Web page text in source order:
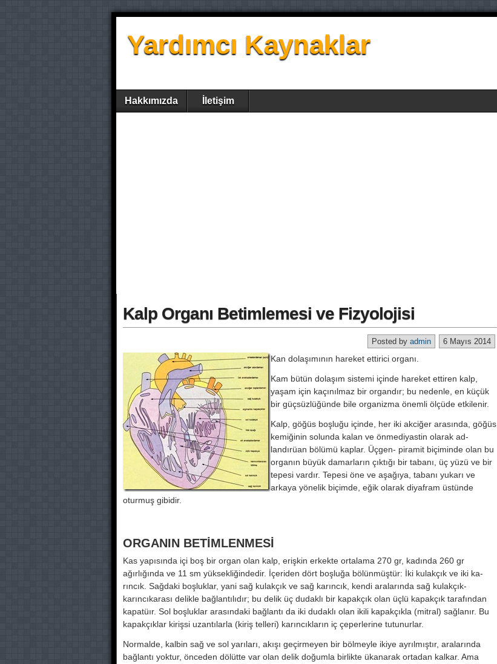
Yardımcı Kaynaklar
Hakkımızda İletişim
Kalp Organı Betimlemesi ve Fizyolojisi
6 Mayıs 2014
Posted by admin
Kan dolaşımının hareket ettirici orga­nı.
Kam bütün dolaşım sistemi içinde ha­reket ettiren kalp,
yaşam için kaçınılmaz bir organdır; bu nedenle, en kü­çük
bir güçsüzlüğünde bile organizma önemli ölçüde etkilenir.
Kalp, göğüs boşluğu içinde, her iki ak­ciğer arasında, göğüs
kemiğinin solun­da kalan ve önmediyastin olarak ad-
landırüan bölümü kaplar. Üçgen- piramit biçiminde olan bu
organın bü­yük damarların çıktığı bir tabanı, üç yüzü ve bir
tepesi vardır. Tepesi öne ve aşağıya, tabanı yukarı ve
arkaya yönelik biçimde, eğik olarak diyafram üstünde
oturmuş gibidir.
ORGANIN BETİMLENMESİ
Kas yapısında içi boş bir organ olan kalp, erişkin erkekte ortalama 270 gr, kadında 260 gr
ağırlığında ve 11 sm yüksekliğindedir. İçeriden dört boşlu­ğa bölünmüştür: İki kulakçık ve iki ka­
rıncık. Sağdaki boşluklar, yani sağ ku­lakçık ve sağ karıncık, kendi araların­da sağ kulakçık-
karıncıkarası delikle bağlantılıdır; bu delik üç dudaklı bir kapakçık olan üçlü kapakçık tarafın­dan
kapatüır. Sol boşluklar arasında­ki bağlantı da iki dudaklı olan ikili ka­pakçıkla (mitral) sağlanır. Bu
kapak­çıklar kirişsi uzantılarla (kiriş telleri) karıncıkların iç çeperlerine tutunur­lar.
Normalde, kalbin sağ ve sol yarıları, akışı geçirmeyen bir bölmeyle ikiye ayrılmıştır, aralarında
bağlantı yok­tur, önceden dölütte var olan delik do­ğumla birlikte ükanarak ortadan kal­kar. Ama